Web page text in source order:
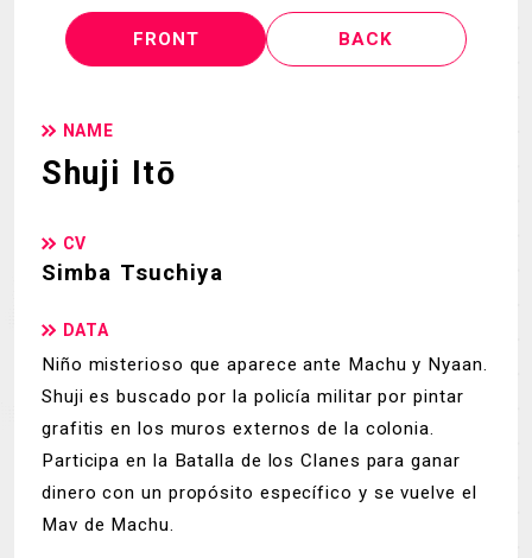
FRONT BACK
NAME
Shuji Itō
CV
Simba Tsuchiya
DATA
Niño misterioso que aparece ante Machu y Nyaan.
Shuji es buscado por la policía militar por pintar
grafitis en los muros externos de la colonia.
Participa en la Batalla de los Clanes para ganar
dinero con un propósito específico y se vuelve el
Mav de Machu.